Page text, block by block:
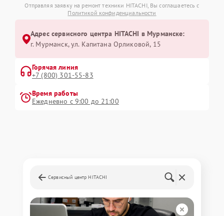
Отправляя заявку на ремонт техники HITACHI, Вы соглашаетесь с
Политикой конфиденциальности
Адрес сервисного центра HITACHI в Мурманске:
г. Мурманск, ул. Капитана Орликовой, 15
Горячая линия
+7 (800) 301-55-83
Время работы
Ежедневно с 9:00 до 21:00
Сервисный центр HITACHI